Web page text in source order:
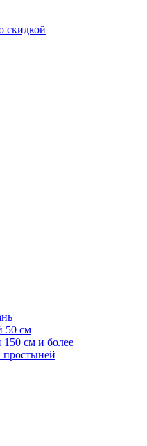
скидкой
50 см
см и более